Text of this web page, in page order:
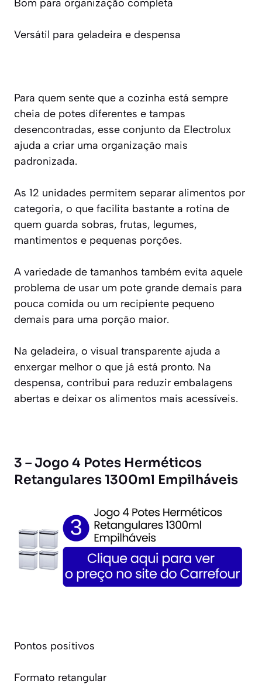
Bom para organização completa
Versátil para geladeira e despensa
Para quem sente que a cozinha está sempre
cheia de potes diferentes e tampas
desencontradas, esse conjunto da Electrolux
ajuda a criar uma organização mais
padronizada.
As 12 unidades permitem separar alimentos por
categoria, o que facilita bastante a rotina de
quem guarda sobras, frutas, legumes,
mantimentos e pequenas porções.
A variedade de tamanhos também evita aquele
problema de usar um pote grande demais para
pouca comida ou um recipiente pequeno
demais para uma porção maior.
Na geladeira, o visual transparente ajuda a
enxergar melhor o que já está pronto. Na
despensa, contribui para reduzir embalagens
abertas e deixar os alimentos mais acessíveis.
3 – Jogo 4 Potes Herméticos
Retangulares 1300ml Empilháveis
Pontos positivos
Formato retangular